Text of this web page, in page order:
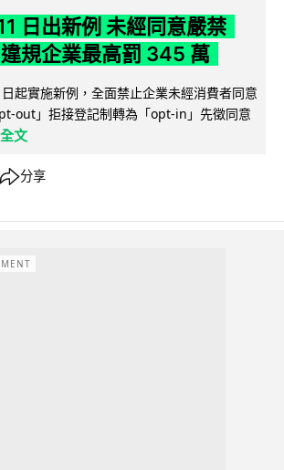
日出新例 未經同意嚴禁
規企業最高罰 345 萬
起實施新例，全面禁止企業未經消費者同意
out」拒接登記制轉為「opt-in」先徵同意
文
分享